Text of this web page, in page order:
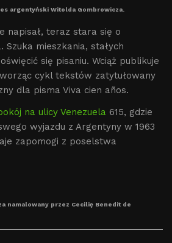
argentyński Witolda Gombrowicza.
napisał, teraz stara się o
Szuka mieszkania, stałych
się pisaniu. Wciąż publikuje
cykl tekstów zatytułowany
dla pisma Viva cien años.
na ulicy Venezuela 615, gdzie
wyjazdu z Argentyny w 1963
zapomogi z poselstwa
namalowany przez Cecilię Benedit de